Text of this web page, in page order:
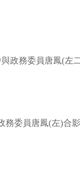
政務委員唐鳳(左
委員唐鳳(左)合影